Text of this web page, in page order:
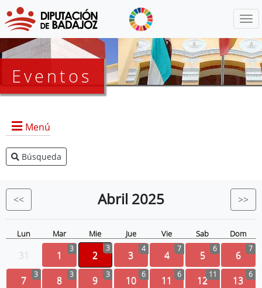
Eventos
Menú
Agenda Presidencia
Eventos
Búsqueda
<< Abril 2025 >>
Lun Mar Mie Jue Vie Sab Dom
31 1 3 2
3
3 4 4 7 5 6 6 7
7 3 8 3 9 3 10 6 11 6 1211 13 6